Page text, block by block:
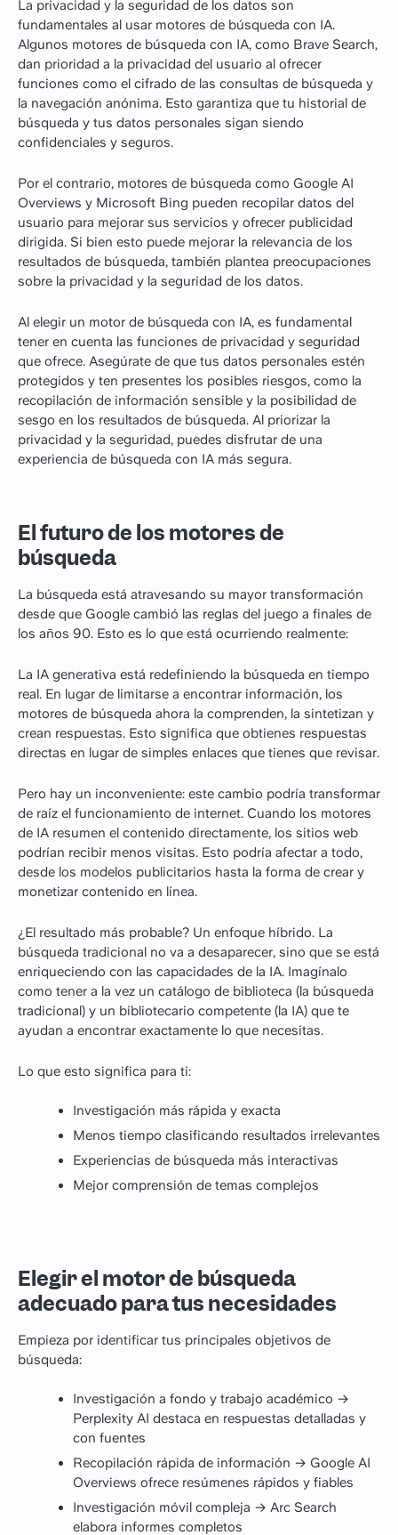
La privacidad y la seguridad de los datos son
fundamentales al usar motores de búsqueda con IA.
Algunos motores de búsqueda con IA, como Brave Search,
dan prioridad a la privacidad del usuario al ofrecer
funciones como el cifrado de las consultas de búsqueda y
la navegación anónima. Esto garantiza que tu historial de
búsqueda y tus datos personales sigan siendo
confidenciales y seguros.
Por el contrario, motores de búsqueda como Google AI
Overviews y Microsoft Bing pueden recopilar datos del
usuario para mejorar sus servicios y ofrecer publicidad
dirigida. Si bien esto puede mejorar la relevancia de los
resultados de búsqueda, también plantea preocupaciones
sobre la privacidad y la seguridad de los datos.
Al elegir un motor de búsqueda con IA, es fundamental
tener en cuenta las funciones de privacidad y seguridad
que ofrece. Asegúrate de que tus datos personales estén
protegidos y ten presentes los posibles riesgos, como la
recopilación de información sensible y la posibilidad de
sesgo en los resultados de búsqueda. Al priorizar la
privacidad y la seguridad, puedes disfrutar de una
experiencia de búsqueda con IA más segura.
El futuro de los motores de
búsqueda
La búsqueda está atravesando su mayor transformación
desde que Google cambió las reglas del juego a finales de
los años 90. Esto es lo que está ocurriendo realmente:
La IA generativa está redefiniendo la búsqueda en tiempo
real. En lugar de limitarse a encontrar información, los
motores de búsqueda ahora la comprenden, la sintetizan y
crean respuestas. Esto significa que obtienes respuestas
directas en lugar de simples enlaces que tienes que revisar.
Pero hay un inconveniente: este cambio podría transformar
de raíz el funcionamiento de internet. Cuando los motores
de IA resumen el contenido directamente, los sitios web
podrían recibir menos visitas. Esto podría afectar a todo,
desde los modelos publicitarios hasta la forma de crear y
monetizar contenido en línea.
¿El resultado más probable? Un enfoque híbrido. La
búsqueda tradicional no va a desaparecer, sino que se está
enriqueciendo con las capacidades de la IA. Imagínalo
como tener a la vez un catálogo de biblioteca (la búsqueda
tradicional) y un bibliotecario competente (la IA) que te
ayudan a encontrar exactamente lo que necesitas.
Lo que esto significa para ti:
Investigación más rápida y exacta
Menos tiempo clasificando resultados irrelevantes
Experiencias de búsqueda más interactivas
Mejor comprensión de temas complejos
Elegir el motor de búsqueda
adecuado para tus necesidades
Empieza por identificar tus principales objetivos de
búsqueda:
Investigación a fondo y trabajo académico →
Perplexity AI destaca en respuestas detalladas y
con fuentes
Recopilación rápida de información → Google AI
Overviews ofrece resúmenes rápidos y fiables
Investigación móvil compleja → Arc Search
elabora informes completos